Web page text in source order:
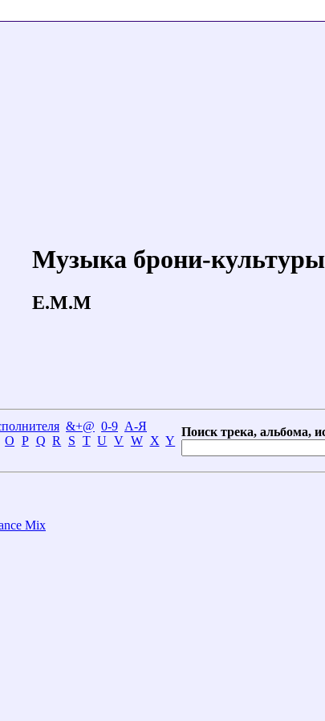
Музыка брони-культуры
E.M.M
&+@ 0-9 А-Я
O P Q R S T U V W X Y
Поиск трека, альбома,
Mix